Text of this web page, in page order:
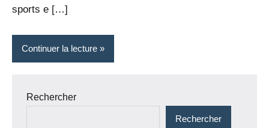
sports e […]
Continuer la lecture
Rechercher
Rechercher